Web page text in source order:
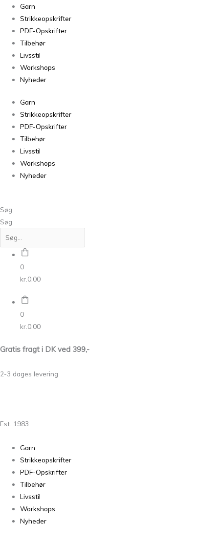
Garn
Strikkeopskrifter
PDF-Opskrifter
Tilbehør
Livsstil
Workshops
Nyheder
Garn
Strikkeopskrifter
PDF-Opskrifter
Tilbehør
Livsstil
Workshops
Nyheder
Søg
Søg
0
kr. 0,00
0
kr. 0,00
Gratis fragt i DK ved 399,-
2-3 dages levering
Est. 1983
Garn
Strikkeopskrifter
PDF-Opskrifter
Tilbehør
Livsstil
Workshops
Nyheder
Spinni
antal